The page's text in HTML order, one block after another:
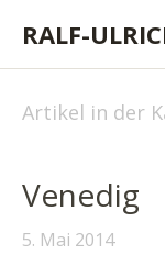
RALF-
Artikel in der
Venedig
5. Mai 2014